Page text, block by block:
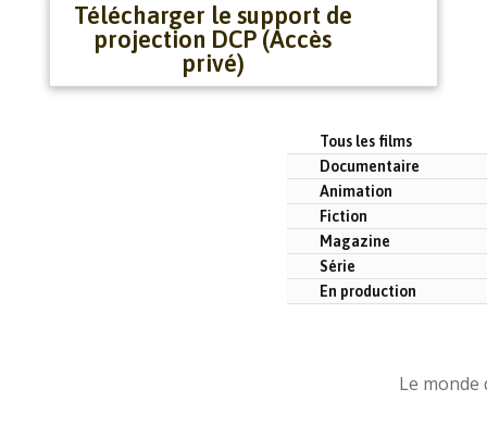
Télécharger le support de
projection DCP (Accès
privé)
Tous les films
Documentaire
Animation
Fiction
Magazine
Série
En production
Le